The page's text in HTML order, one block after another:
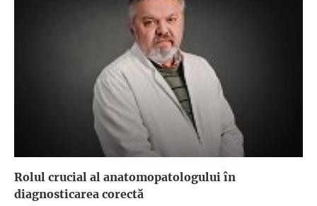
Rolul crucial al anatomopatologului în
diagnosticarea corectă